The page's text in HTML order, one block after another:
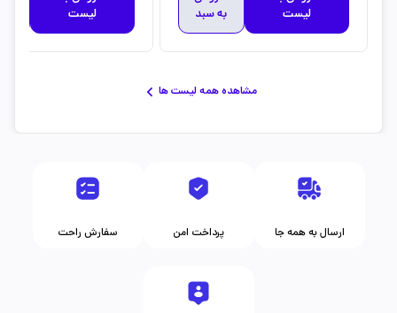
لیست
به سبد
لیست
مشاهده همه لیست ها
سفارش راحت پرداخت امن ارسال به همه جا